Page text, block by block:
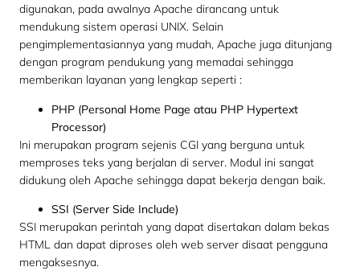
digunakan, pada awalnya Apache dirancang untuk
mendukung sistem operasi UNIX. Selain
pengimplementasiannya yang mudah, Apache juga ditunjang
dengan program pendukung yang memadai sehingga
memberikan layanan yang lengkap seperti :
PHP (Personal Home Page atau PHP Hypertext
Processor)
Ini merupakan program sejenis CGI yang berguna untuk
memproses teks yang berjalan di server. Modul ini sangat
didukung oleh Apache sehingga dapat bekerja dengan baik.
SSI (Server Side Include)
SSI merupakan perintah yang dapat disertakan dalam bekas
HTML dan dapat diproses oleh web server disaat pengguna
mengaksesnya.